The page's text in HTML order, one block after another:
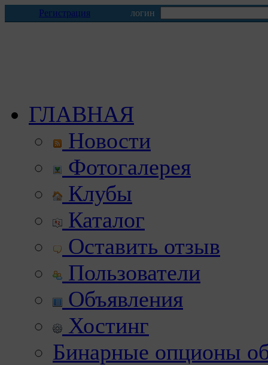
Регистрация логин
ГЛАВНАЯ
Новости
Фотогалерея
Клубы
Каталог
Оставить отзыв
Пользователи
Объявления
Хостинг
Бинарные опционы